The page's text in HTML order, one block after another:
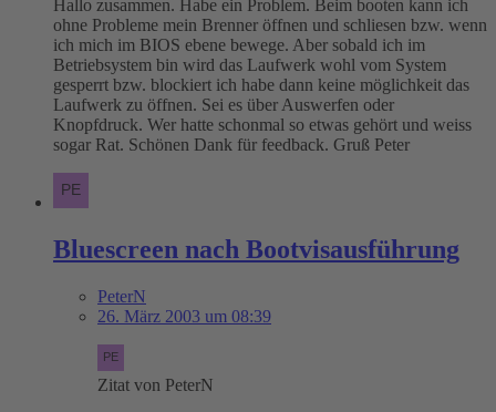
Hallo zusammen. Habe ein Problem. Beim booten kann ich
ohne Probleme mein Brenner öffnen und schliesen bzw. wenn
ich mich im BIOS ebene bewege. Aber sobald ich im
Betriebsystem bin wird das Laufwerk wohl vom System
gesperrt bzw. blockiert ich habe dann keine möglichkeit das
Laufwerk zu öffnen. Sei es über Auswerfen oder
Knopfdruck. Wer hatte schonmal so etwas gehört und weiss
sogar Rat. Schönen Dank für feedback. Gruß Peter
Bluescreen nach Bootvisausführung
PeterN
26. März 2003 um 08:39
Zitat von PeterN